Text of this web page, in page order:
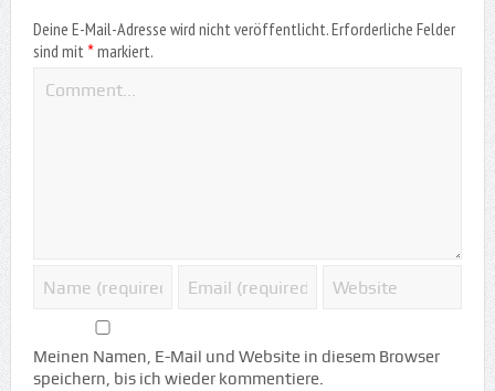
Deine E-Mail-Adresse wird nicht veröffentlicht.Erforderliche Felder
sind mit *markiert.
Meinen Namen, E-Mail und Website in diesem Browser
speichern, bis ich wieder kommentiere.